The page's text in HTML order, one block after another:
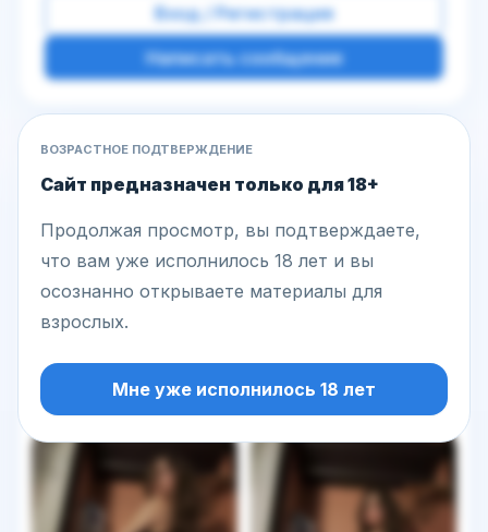
Вход / Регистрация
Написать сообщение
Другие фото этой модели
ВОЗРАСТНОЕ ПОДТВЕРЖДЕНИЕ
Сайт предназначен только для 18+
Продолжая просмотр, вы подтверждаете,
что вам уже исполнилось 18 лет и вы
осознанно открываете материалы для
взрослых.
Мне уже исполнилось 18 лет